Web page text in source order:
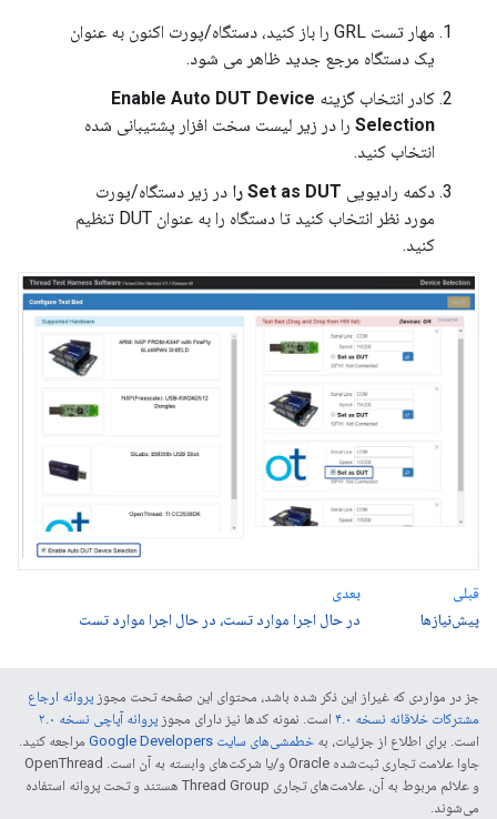
مهار تست GRL را باز کنید، دستگاه/پورت اکنون به عنوان
یک دستگاه مرجع جدید ظاهر می شود.
کادر انتخاب گزینه Enable Auto DUT Device
Selection را در زیر لیست سخت افزار پشتیبانی شده
انتخاب کنید.
دکمه رادیویی Set as DUT را
در زیر دستگاه/پورت
مورد نظر انتخاب کنید تا دستگاه را به عنوان DUT تنظیم
کنید.
قبلی
پیش‌نیازها
بعدی
در حال اجرا موارد تست، در حال اجرا موارد تست
جز در مواردی که غیراز این ذکر شده باشد، محتوای این صفحه تحت مجوز پروانه ارجاع
مشترکات خلاقانه نسخه ۴.۰
است. نمونه کدها نیز دارای مجوز پروانه آپاچی نسخه ۲.۰
است. برای اطلاع از جزئیات، به خطمشی‌های سایت Google Developers‏
مراجعه کنید.
جاوا علامت تجاری ثبت‌شده Oracle و/یا شرکت‌های وابسته به آن است. ‫OpenThread
و علائم مربوط به آن، علامت‌های تجاری Thread Group هستند و تحت پروانه استفاده
می‌شوند.